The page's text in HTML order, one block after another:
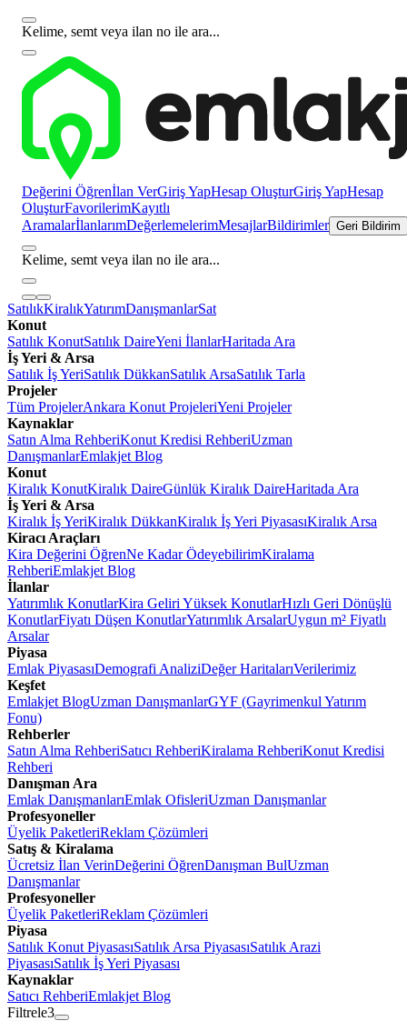
Kelime, semt veya ilan no ile ara...
Değerini Öğrenİlan VerGiriş YapHesap OluşturGiriş YapHesap
OluşturFavorilerimKayıtlı
AramalarİlanlarımDeğerlemelerimMesajlarBildirimler Geri Bildirim
Kelime, semt veya ilan no ile ara...
SatılıkKiralıkYatırımDanışmanlarSat
Konut
Satılık KonutSatılık DaireYeni İlanlarHaritada Ara
İş Yeri & Arsa
Satılık İş YeriSatılık DükkanSatılık ArsaSatılık Tarla
Projeler
Tüm ProjelerAnkara Konut ProjeleriYeni Projeler
Kaynaklar
Satın Alma RehberiKonut Kredisi RehberiUzman
DanışmanlarEmlakjet Blog
Konut
Kiralık KonutKiralık DaireGünlük Kiralık DaireHaritada Ara
İş Yeri & Arsa
Kiralık İş YeriKiralık DükkanKiralık İş Yeri PiyasasıKiralık Arsa
Kiracı Araçları
Kira Değerini ÖğrenNe Kadar ÖdeyebilirimKiralama
RehberiEmlakjet Blog
İlanlar
Yatırımlık KonutlarKira Geliri Yüksek KonutlarHızlı Geri Dönüşlü
KonutlarFiyatı Düşen KonutlarYatırımlık ArsalarUygun m² Fiyatlı
Arsalar
Piyasa
Emlak PiyasasıDemografi AnaliziDeğer HaritalarıVerilerimiz
Keşfet
Emlakjet BlogUzman DanışmanlarGYF (Gayrimenkul Yatırım
Fonu)
Rehberler
Satın Alma RehberiSatıcı RehberiKiralama RehberiKonut Kredisi
Rehberi
Danışman Ara
Emlak DanışmanlarıEmlak OfisleriUzman Danışmanlar
Profesyoneller
Üyelik PaketleriReklam Çözümleri
Satış & Kiralama
Ücretsiz İlan VerinDeğerini ÖğrenDanışman BulUzman
Danışmanlar
Profesyoneller
Üyelik PaketleriReklam Çözümleri
Piyasa
Satılık Konut PiyasasıSatılık Arsa PiyasasıSatılık Arazi
PiyasasıSatılık İş Yeri Piyasası
Kaynaklar
Satıcı RehberiEmlakjet Blog
Filtrele3